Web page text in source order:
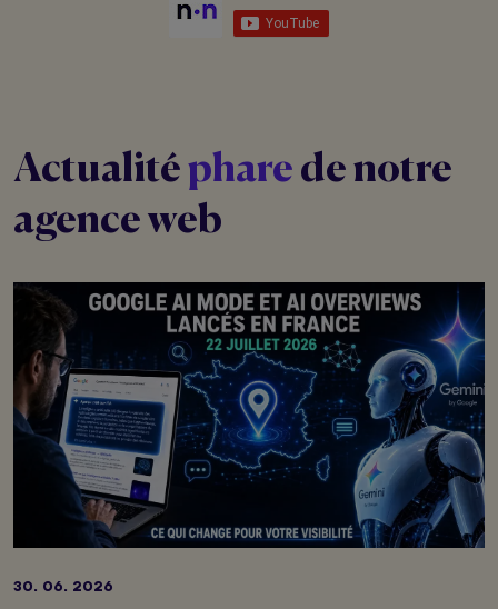
Actualitéphare de notre
agence web
30. 06. 2026